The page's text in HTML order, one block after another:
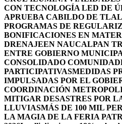
CON TECNOLOGÍA LED DE
APRUEBA CABILDO DE
PROGRAMAS DE
BONIFICACIONES EN
DRENAJEEN NAUCALPAN
ENTRE GOBIERNO
CONSOLIDADO
PARTICIPATIVASMEDIDAS
IMPULSADAS POR EL
COORDINACIÓN
MITIGAR DESASTRES POR
LLUVIASMÁS DE 100 MIL
LA MAGIA DE LA FERIA